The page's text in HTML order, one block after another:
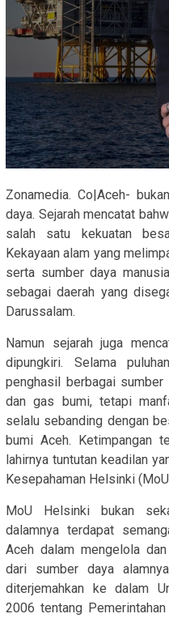
Zonamedia. Co|Aceh-
daya. Sejarah mencatat
salah satu kekuatan
Kekayaan alam yang
serta sumber daya
sebagai daerah yang
Darussalam.
Namun sejarah juga
dipungkiri. Selama
penghasil berbagai
dan gas bumi, tetapi
selalu sebanding dengan
bumi Aceh. Ketimpangan
lahirnya tuntutan keadilan
Kesepahaman Helsinki
MoU Helsinki bukan
dalamnya terdapat
Aceh dalam mengelola
dari sumber daya
diterjemahkan ke dalam
2006 tentang